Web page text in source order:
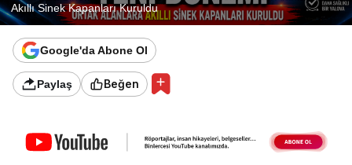
Akıllı Sinek Kapanları Kuruldu
Google'da Abone Ol
Paylaş Beğen